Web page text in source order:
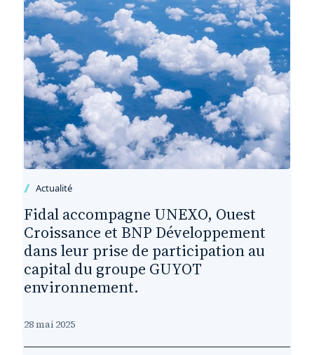
Actualité
Fidal accompagne UNEXO, Ouest
Croissance et BNP Développement
dans leur prise de participation au
capital du groupe GUYOT
environnement.
28 mai 2025